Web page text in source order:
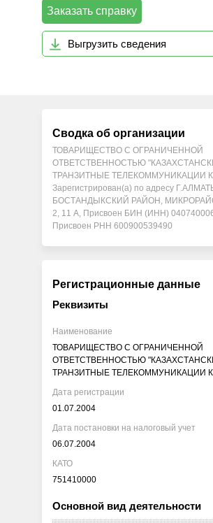
Заказать справку
Выгрузить сведения
Сводка об организации
ТОВАРИЩЕСТВО С ОГРАНИЧЕННОЙ
ОТВЕТСТВЕННОСТЬЮ
ТРАНЗИТНЫЕ ТЕЛЕКОММУНИКАЦИИ
Зарегистрирован(а) по адресу
БОСТАНДЫКСКИЙ РАЙОН,
2, 11 А, Присвоен БИН (ИНН) 040740006338,
Присвоен РНН 600900539490
Регистрационные данные
Реквизиты
Наименование
ТОВАРИЩЕСТВО С ОГРАНИЧЕННОЙ
ОТВЕТСТВЕННОСТЬЮ
ТРАНЗИТНЫЕ ТЕЛЕКОММУНИКАЦИИ
Дата регистрации
01.07.2004
Дата постановки на налоговый учет
06.07.2004
КАТО
751410000
Основной вид деятельности